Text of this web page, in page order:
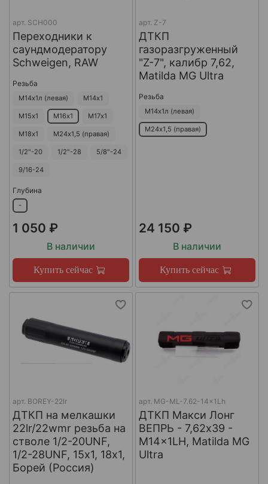
арт. SCH000
Переходники к
саундмодератору
Schweigen, RAW
Резьба
М14х1л (левая) М14х1
М15х1 М16х1 М17х1
М18х1 М24х1,5 (правая)
1/2"-20 1/2"-28 5/8"-24
9/16-24
Глубина
-
1 050 ₽
В наличии
Купить сейчас
арт. Z-7
ДТКП
газоразгруженный
"Z-7", калибр 7,62,
Matilda MG Ultra
Резьба
М14х1л (левая)
М24х1,5 (правая)
24 150 ₽
В наличии
Купить сейчас
арт. BOREY-22lr
ДТКП на мелкашки
22lr/22wmr резьба на
стволе 1/2-20UNF,
1/2-28UNF, 15х1, 18х1,
Борей (Россия)
арт. MG-ML-7.62-14x1Lh
ДТКП Макси Лонг
ВЕПРЬ - 7,62x39 -
M14x1LH, Matilda MG
Ultra